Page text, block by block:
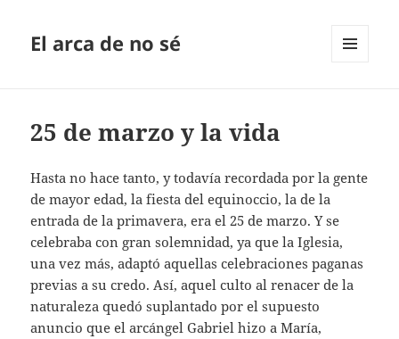
El arca de no sé
25 de marzo y la vida
Hasta no hace tanto, y todavía recordada por la gente
de mayor edad, la fiesta del equinoccio, la de la
entrada de la primavera, era el 25 de marzo. Y se
celebraba con gran solemnidad, ya que la Iglesia,
una vez más, adaptó aquellas celebraciones paganas
previas a su credo. Así, aquel culto al renacer de la
naturaleza quedó suplantado por el supuesto
anuncio que el arcángel Gabriel hizo a María,